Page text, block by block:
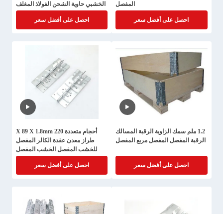
المفصل
احصل على أفضل سعر
الخشبي حاوية الشحن الفولاذ المغلف
احصل على أفضل سعر
1.2 ملم سمك الزاوية الرقبة المسالك
الرقبة المفصل المفصل مربع المفصل
احصل على أفضل سعر
أحجام متعددة 220 X 89 X 1.8mm
طراز معدن عقدة الكالر المفصل
للخشب المفصل الخشب المفصل
الكالر
احصل على أفضل سعر